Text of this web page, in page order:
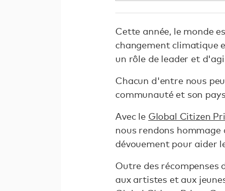
Cette année, le monde
changement climatique
un rôle de leader et
Chacun d'entre nous
communauté et son
Avec le Global Citizen
nous rendons
dévouement pour aider
Outre des récompenses
aux artistes et aux